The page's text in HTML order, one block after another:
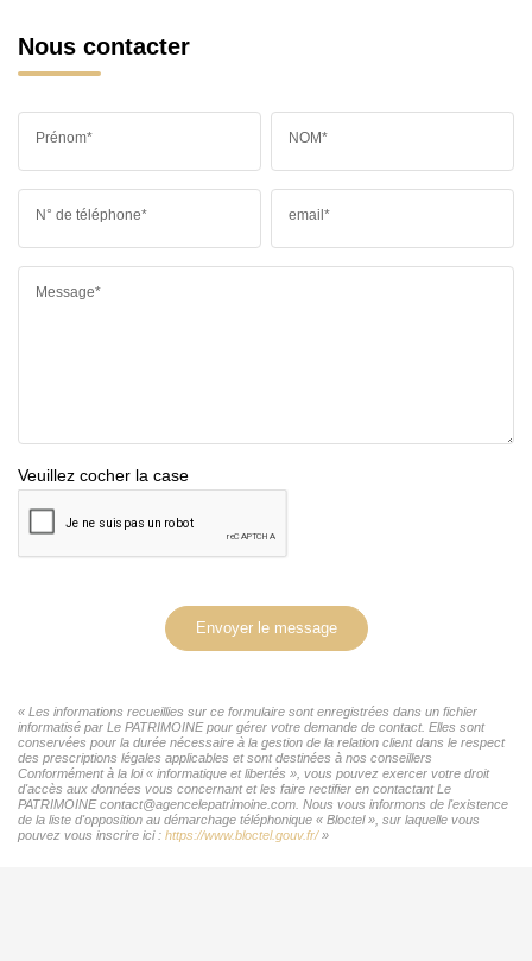
Nous contacter
Prénom* NOM*
N° de téléphone* email*
Message*
Veuillez cocher la case
Envoyer le message
« Les informations recueillies sur ce formulaire sont enregistrées dans un fichier
informatisé par Le PATRIMOINE pour gérer votre demande de contact. Elles sont
conservées pour la durée nécessaire à la gestion de la relation client dans le respect
des prescriptions légales applicables et sont destinées à nos conseillers
Conformément à la loi « informatique et libertés », vous pouvez exercer votre droit
d'accès aux données vous concernant et les faire rectifier en contactant Le
PATRIMOINE contact@agencelepatrimoine.com. Nous vous informons de l'existence
de la liste d'opposition au démarchage téléphonique « Bloctel », sur laquelle vous
pouvez vous inscrire ici : https://www.bloctel.gouv.fr/»